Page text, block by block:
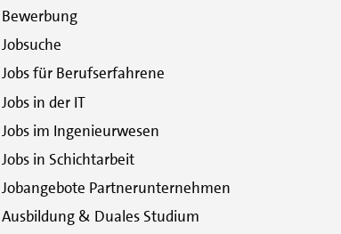
Bewerbung
Jobsuche
Jobs für Berufserfahrene
Jobs in der IT
Jobs im Ingenieurwesen
Jobs in Schichtarbeit
Jobangebote Partnerunternehmen
Ausbildung & Duales Studium